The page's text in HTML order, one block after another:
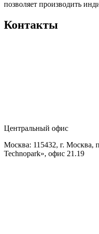
позволяет производить
Контакты
Центральный офис
Москва: 115432, г. Москва,
Technopark», офис 21.19